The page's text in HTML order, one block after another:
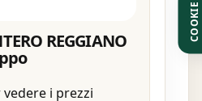
REGGIANO
i prezzi
COOKIE